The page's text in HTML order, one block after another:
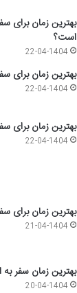
بهترین زمان برای
است؟
22-04-1404
بهترین زمان برای
22-04-1404
بهترین زمان برای
22-04-1404
بهترین زمان برای
21-04-1404
بهترین زمان سفر
20-04-1404